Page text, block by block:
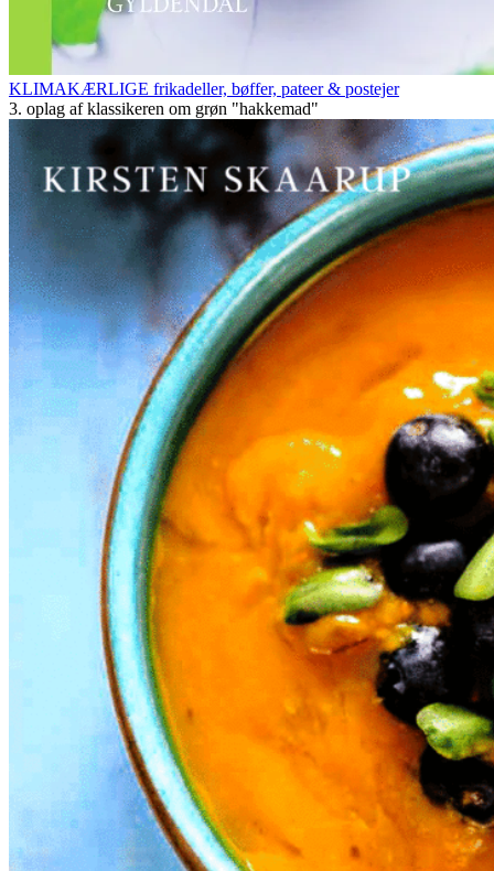
KLIMAKÆRLIGE frikadeller, bøffer, pateer & postejer
3. oplag af klassikeren om grøn "hakkemad"